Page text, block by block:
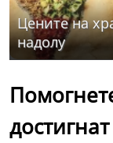
Цените на
надолу